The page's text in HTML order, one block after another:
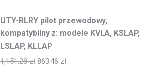
UTY-RLRY pilot przewodowy,
kompatybilny z: modele KVLA, KSLAP,
LSLAP, KLLAP
1,151.28zł 863.46 zł